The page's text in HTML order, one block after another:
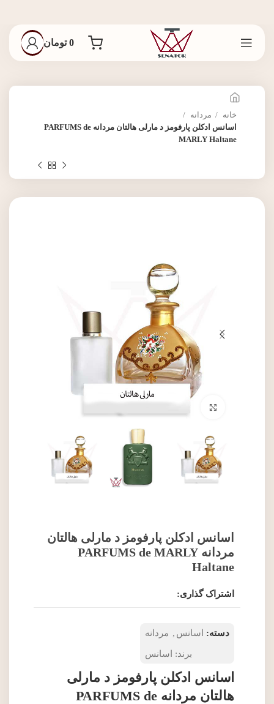
0 تومان
خانه
مردانه
اسانس ادکلن پارفومز د مارلی هالتان مردانه PARFUMS de
MARLY Haltane
اسانس ادکلن پارفومز د مارلی هالتان
مردانه PARFUMS de MARLY
Haltane
اشتراک گذاری:
دسته: اسانس , مردانه
برند: اسانس
اسانس ادکلن پارفومز د مارلی
هالتان مردانه PARFUMS de